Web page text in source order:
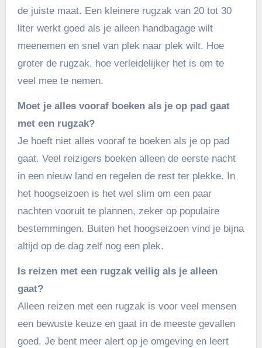
de juiste maat. Een kleinere rugzak van 20 tot 30
liter werkt goed als je alleen handbagage wilt
meenemen en snel van plek naar plek wilt. Hoe
groter de rugzak, hoe verleidelijker het is om te
veel mee te nemen.
Moet je alles vooraf boeken als je op pad gaat
met een rugzak?
Je hoeft niet alles vooraf te boeken als je op pad
gaat. Veel reizigers boeken alleen de eerste nacht
in een nieuw land en regelen de rest ter plekke. In
het hoogseizoen is het wel slim om een paar
nachten vooruit te plannen, zeker op populaire
bestemmingen. Buiten het hoogseizoen vind je bijna
altijd op de dag zelf nog een plek.
Is reizen met een rugzak veilig als je alleen
gaat?
Alleen reizen met een rugzak is voor veel mensen
een bewuste keuze en gaat in de meeste gevallen
goed. Je bent meer alert op je omgeving en leert